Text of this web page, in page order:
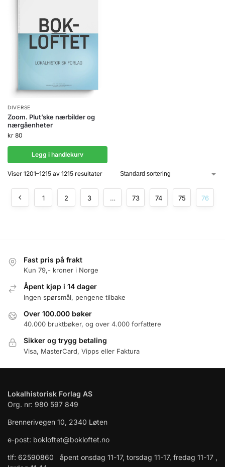
DIVERSE
Zoom. Plut’ske nærbilder og
nærgåenheter
kr 80
Legg i handlekurv
Viser 1201–1215 av 1215 resultater
1 2 3 … 73 74 75 76
Fast pris på frakt
Kun 79,- kroner i Norge
Åpent kjøp i 14 dager
Ingen spørsmål, pengene tilbake
Over 100.000 bøker
40.000 bruktbøker, og over 4.000 forfattere
Sikker og trygg betaling
Visa, MasterCard, Vipps eller Faktura
Lokalhistorisk Forlag AS
Org. nr: 980 597 849
Brennerivegen 10, 2340 Løten
e-post: bokloftet@bokloftet.no
tlf: 62590860 åpent onsdag 11-17, torsdag 11-17, fredag 11-17 ,